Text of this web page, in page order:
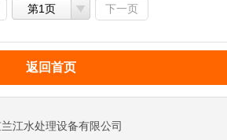
第1页 下一页
返回首页
江水处理设备有限公司